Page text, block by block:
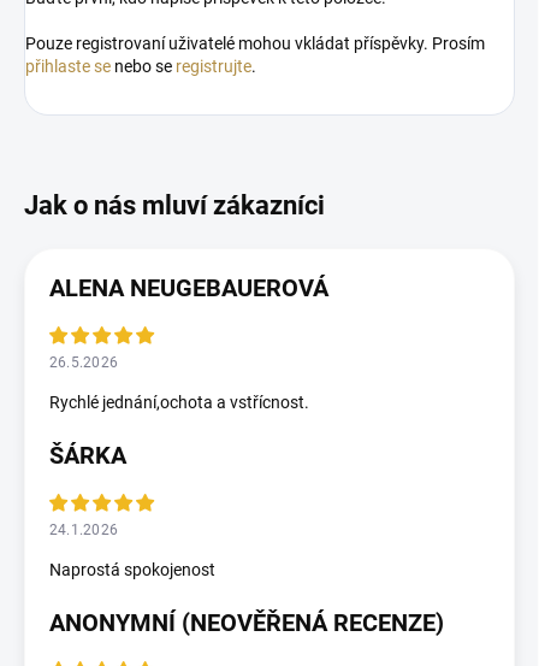
Pouze registrovaní uživatelé mohou vkládat příspěvky. Prosím
přihlaste se nebo se registrujte.
ALENA NEUGEBAUEROVÁ
26.5.2026
Rychlé jednání,ochota a vstřícnost.
ŠÁRKA
24.1.2026
Naprostá spokojenost
ANONYMNÍ (NEOVĚŘENÁ RECENZE)